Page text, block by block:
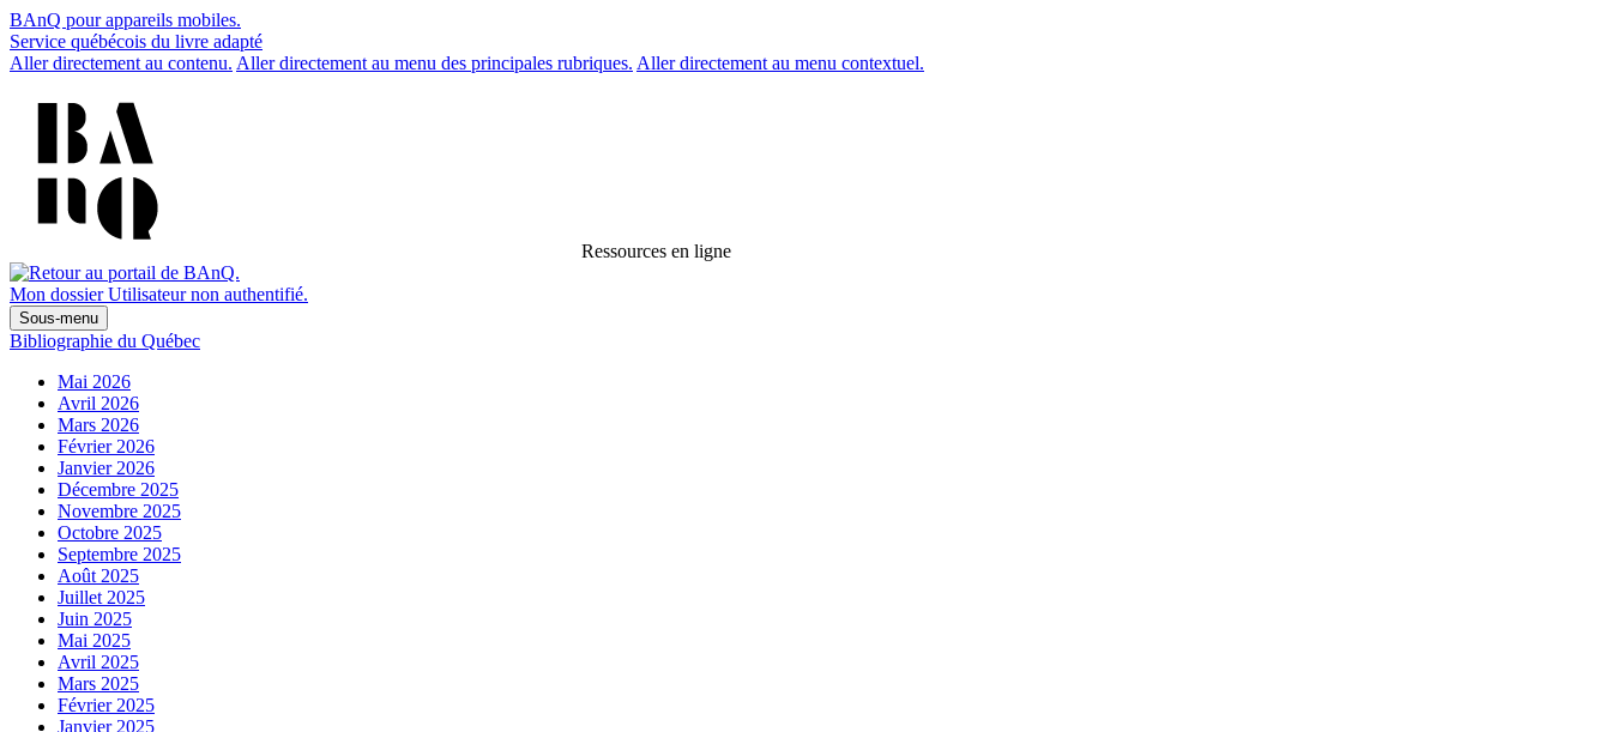
BAnQ pour appareils mobiles.
Service québécois du livre adapté
Aller directement au contenu. Aller directement au menu des principales rubriques. Aller directement au menu contextuel.
Ressources en ligne
Mon dossier Utilisateur non authentifié.
Sous-menu
Bibliographie du Québec
Mai 2026
Avril 2026
Mars 2026
Février 2026
Janvier 2026
Décembre 2025
Novembre 2025
Octobre 2025
Septembre 2025
Août 2025
Juillet 2025
Juin 2025
Mai 2025
Avril 2025
Mars 2025
Février 2025
Janvier 2025